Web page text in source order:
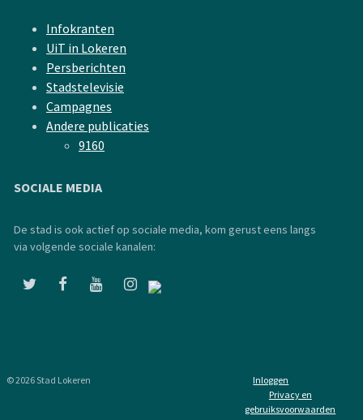
Infokranten
UiT in Lokeren
Persberichten
Stadstelevisie
Campagnes
Andere publicaties
9160
SOCIALE MEDIA
De stad is ook actief op sociale media, kom gerust eens langs
via volgende sociale kanalen:
© 2026 Stad Lokeren
Inloggen
Privacy en
gebruiksvoorwaarden